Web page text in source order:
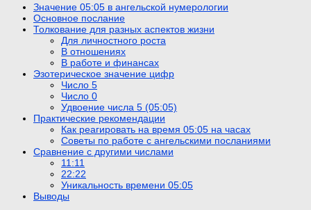
Значение 05:05 в ангельской нумерологии
Основное послание
Толкование для разных аспектов жизни
Для личностного роста
В отношениях
В работе и финансах
Эзотерическое значение цифр
Число 5
Число 0
Удвоение числа 5 (05:05)
Практические рекомендации
Как реагировать на время 05:05 на часах
Советы по работе с ангельскими посланиями
Сравнение с другими числами
11:11
22:22
Уникальность времени 05:05
Выводы